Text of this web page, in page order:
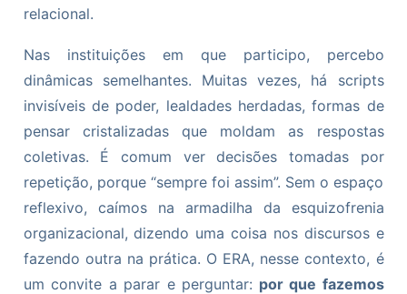
relacional.
Nas instituições em que participo, percebo
dinâmicas semelhantes. Muitas vezes, há scripts
invisíveis de poder, lealdades herdadas, formas de
pensar cristalizadas que moldam as respostas
coletivas. É comum ver decisões tomadas por
repetição, porque “sempre foi assim”. Sem o espaço
reflexivo, caímos na armadilha da esquizofrenia
organizacional, dizendo uma coisa nos discursos e
fazendo outra na prática. O ERA, nesse contexto, é
um convite a parar e perguntar: por que fazemos